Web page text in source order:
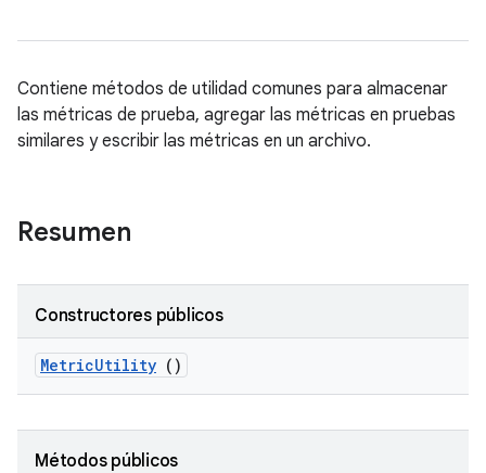
Contiene métodos de utilidad comunes para almacenar
las métricas de prueba, agregar las métricas en pruebas
similares y escribir las métricas en un archivo.
Resumen
Constructores públicos
MetricUtility ()
Métodos públicos